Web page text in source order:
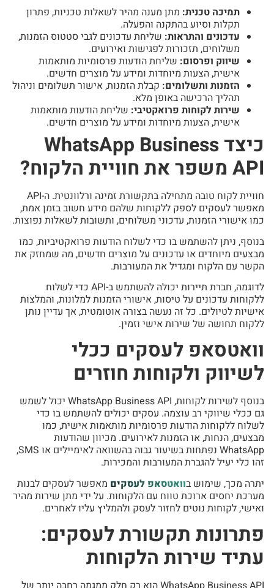
תמיכה טכנית: מתן מענה מהיר לשאלות טכניות, פתרון
תקלות וסיוע בהתקנה והפעלה.
עדכונים והתראות: שליחת עדכונים לגבי סטטוס הזמנות,
משלוחים, תזכורות לפגישות ואירועים.
שיווק ופרסום: שליחת הודעות פרסומיות מותאמות
אישית, הצעות מיוחדות ומידע על מוצרים חדשים.
הזמנות ותשלומים: קבלת הזמנות, אישור תשלומים וניהול
תהליך הרכישה באופן מלא.
שירות לקוחות פרואקטיבי: שליחת הודעות מותאמות
אישית, הצעות מיוחדות ומידע על מוצרים חדשים.
כיצד WhatsApp Business
API משפר את חוויית הלקוח?
חוויית לקוח טובה מתחילה בתקשורת זמינה ורלוונטית. ה-API
מאפשר לעסקים לספק ללקוחות שלהם מידע חשוב בזמן אמת,
כמו אישורי הזמנות, עדכוני משלוחים, ותשובות לשאלות נפוצות.
בנוסף, ניתן להשתמש בו כדי לשלוח הודעות פרואקטיביות, כמו
מבצעים מיוחדים או עדכונים על מוצרים חדשים, מה שמחזק את
הקשר עם הלקוח ומגדיל את המעורבות.
לדוגמה, חברת תיירות יכולה להשתמש ב-API כדי לשלוח
ללקוחות עדכונים על טיסות, אישורי הזמנות למלונות, והמלצות
אישיות לטיולים. כל זה נעשה בצורה אוטומטית, אך עדיין נותן
ללקוח תחושה של שירות אישי וזמין.
וואטסאפ לעסקים ככלי
לשיווק ולקוחות חוזרים
בנוסף לשירות לקוחות, WhatsApp Business API יכול לשמש
גם ככלי שיווקי רב עוצמה. עסקים יכולים להשתמש בו כדי
לשלוח ללקוחות הודעות פרסומיות מותאמות אישית, כמו
מבצעים, הנחות, או הזמנות לאירועים. מכיוון שהודעות
WhatsApp נפתחות בשיעור גבוה בהשוואה לאימיילים או SMS,
זהו כלי יעיל להגברת המעורבות והמכירות.
יתרה מכך, שימוש בוואטסאפ לעסקים מאפשר לעסקים לבנות
מערכת יחסים ארוכת טווח עם הלקוחות. על ידי מתן שירות מהיר
ואישי, לקוחות נוטים לחזור לעסק ולהמליץ עליו לאחרים.
פתרונות תקשורת לעסקים:
עתיד שירות הלקוחות